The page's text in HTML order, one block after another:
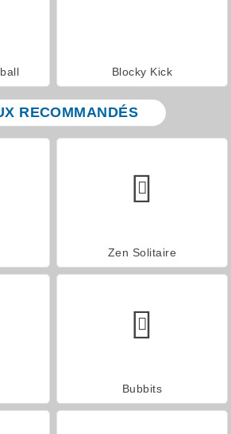
Blocky Kick
RECOMMANDÉS
Zen Solitaire
Bubbits